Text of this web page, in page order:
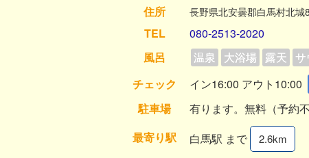
住所
長野県北安曇郡白馬村北城
TEL
080-2513-2020
風呂
温泉 大浴場 露天
チェック
イン16:00 アウト10:00
駐車場
有ります。無料（予約不
最寄り駅
白馬駅 まで 2.6km